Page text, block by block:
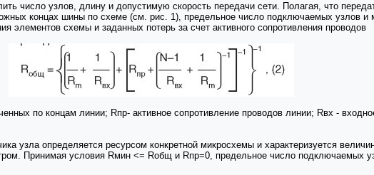
число узлов, длину и допустимую скорость передачи сети. Полагая, что
концах шины по схеме (см. рис. 1), предельное число подключаемых узлов и
элементов схемы и заданных потерь за счет активного сопротивления проводов
по концам линии; Rпр- активное сопротивление проводов линии; Rвх -
узла определяется ресурсом конкретной микросхемы и характеризуется
Принимая условия Rмин <= Rобщ и Rпр=0, предельное число подключаемых